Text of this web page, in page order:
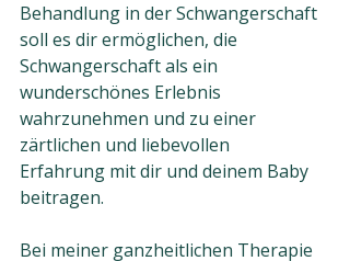
Behandlung in der Schwangerschaft
soll es dir ermöglichen, die
Schwangerschaft als ein
wunderschönes Erlebnis
wahrzunehmen und zu einer
zärtlichen und liebevollen
Erfahrung mit dir und deinem Baby
beitragen.
Bei meiner ganzheitlichen Therapie